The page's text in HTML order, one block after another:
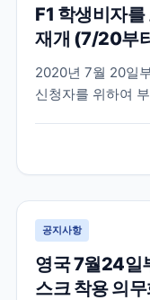
F1 학생비자
재개 (7/20부
2020년 7월 20일
신청자를 위하여
신청자가 단시간
국 대사관에서도
공지사항
영국 7월24일
스크 착용 의